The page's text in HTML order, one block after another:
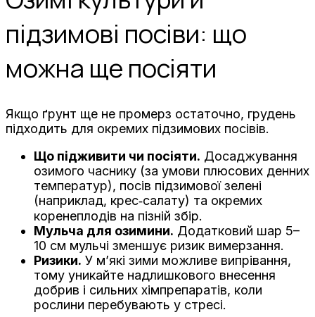
підзимові посіви: що
можна ще посіяти
Якщо ґрунт ще не промерз остаточно, грудень
підходить для окремих підзимових посівів.
Що підживити чи посіяти. Досаджування
озимого часнику (за умови плюсових денних
температур), посів підзимової зелені
(наприклад, крес‑салату) та окремих
коренеплодів на пізній збір.
Мульча для озимини. Додатковий шар 5–
10 см мульчі зменшує ризик вимерзання.
Ризики. У м’які зими можливе випрівання,
тому уникайте надлишкового внесення
добрив і сильних хімпрепаратів, коли
рослини перебувають у стресі.